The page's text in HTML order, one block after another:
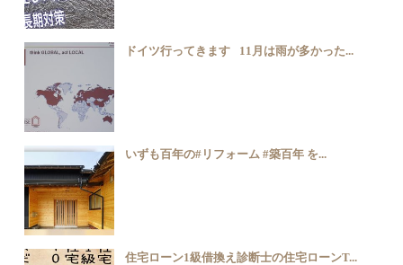
ドイツ行ってきます⠀11月は雨が多かった...
いずも百年の#リフォーム ️#築百年 を...
住宅ローン1級借換え診断士の住宅ローンT...